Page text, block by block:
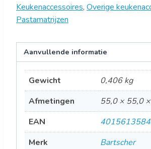
Keukenaccessoires, Overige
Pastamatrijzen
Aanvullende informatie
Gewicht
0,406 kg
Afmetingen
55,0 × 55,0
EAN
Merk
Bartscher